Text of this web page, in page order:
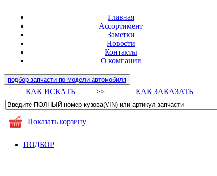
Главная
Ассортимент
Заметки
Новости
Контакты
О компании
подбор запчасти по модели автомобиля
КАК ИСКАТЬ >> КАК ЗАКАЗАТЬ
Показать корзину
ПОДБОР